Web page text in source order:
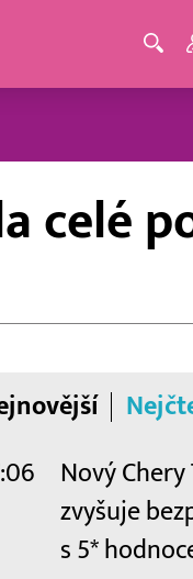
celé
Nový Chery
zvyšuje
s 5*